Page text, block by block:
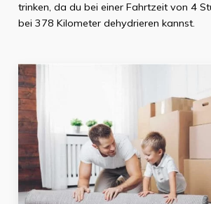
trinken, da du bei einer Fahrtzeit von 4
bei 378 Kilometerdehydrieren kannst.